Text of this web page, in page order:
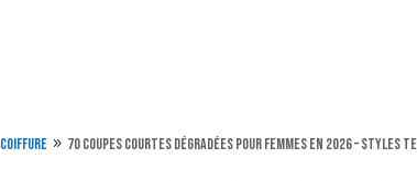
Coiffure 9 70 coupes courtes dégradées pour femmes en 2026 – styles